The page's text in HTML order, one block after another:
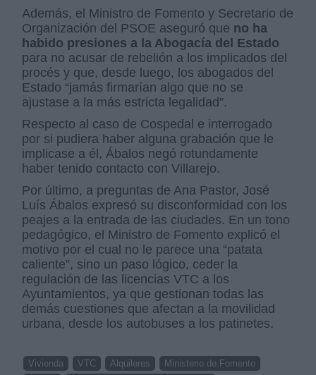
Además, el Ministro de Fomento y Secretario de
Organización del PSOE aseguró que no ha
habido presiones a la Abogacía del Estado
para no acusar de rebelión a los implicados del
procés y que, desde luego, los abogados del
Estado “jamás firmarían algo que no se
ajustase a la más estricta legalidad”.
Respecto al caso de Cospedal e interrogado
por si pudiera haber alguna grabación que le
implicase a él, Ábalos negó rotundamente
haber tenido contacto con Villarejo.
Por último, a preguntas de Ana Pastor, José
Luís Ábalos expresó su disconformidad con los
peajes a la entrada de las ciudades. En un tono
pedagógico, el Ministro de Fomento explicó el
motivo por el cual no le parece una “patata
caliente”, sino un paso lógico, ceder la
regulación de las licencias VTC a los
Ayuntamientos, ya que gestionan todas las
demás cuestiones que afectan a la movilidad
urbana, desde los autobuses a los patinetes.
Vivienda VTC Alquileres Ministerio de Fomento